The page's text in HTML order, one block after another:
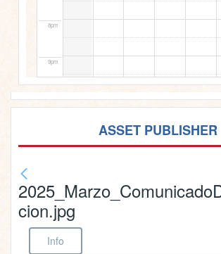
8pm
9pm
10pm
ASSET PUBLISHER
cion.jpg
Info